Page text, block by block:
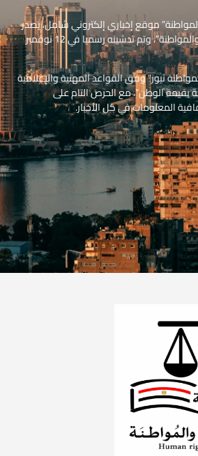
موقع إخباري إلكتروني شامل، يصدر
عن حزب “حقوق الإنسان والمواطنة”، وتم تدشينه رسميا في 12 نوفمبر
نيوز” وفق القواعد المهنية والإعلامية
بقيمة الوطن”، مع الحرص التام على
المعلومات في كل الأخبار.